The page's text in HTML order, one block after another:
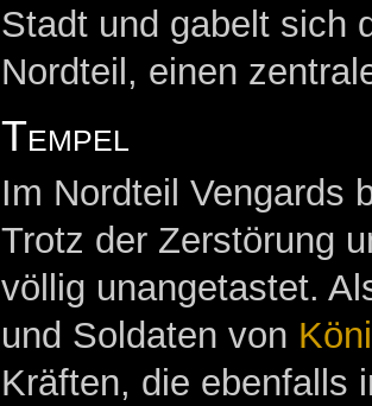
Stadt und gabelt sich
Nordteil, einen
Tempel
Im Nordteil Vengards
Trotz der Zerstörung
völlig unangetastet.
und Soldaten von
Kräften, die ebenfalls